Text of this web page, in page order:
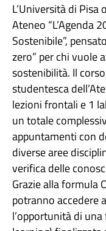
L’Università di
Ateneo “L’Agenda
Sostenibile”,
zero” per chi vuole
sostenibilità. Il
studentesca
lezioni frontali e 1
un totale
appuntamenti con
diverse aree
verifica delle
Grazie alla formula
potranno accedere
l’opportunità di